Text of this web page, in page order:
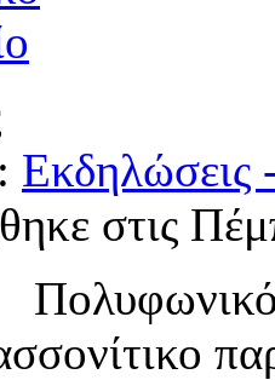
Εκδηλώσεις
στις